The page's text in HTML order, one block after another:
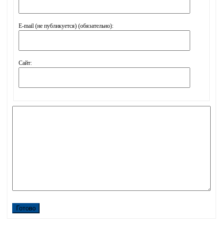
E-mail (не публикуется) (обязательно):
Сайт:
Готово